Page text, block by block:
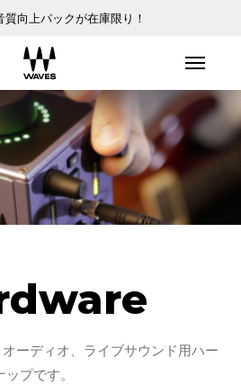
向上パックが在庫限り！
ーディオ、ライブサウンド用ハー
プです。